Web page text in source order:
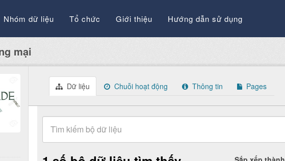
Nhóm dữ liệu Tổ chức Giới thiệu Hướng dẫn sử dụng
mại
Dữ liệu Chuỗi hoạt động Thông tin Pages